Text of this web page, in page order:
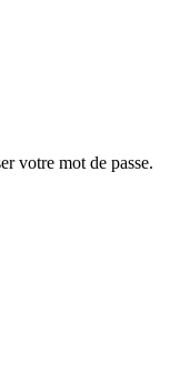
votre mot de passe.